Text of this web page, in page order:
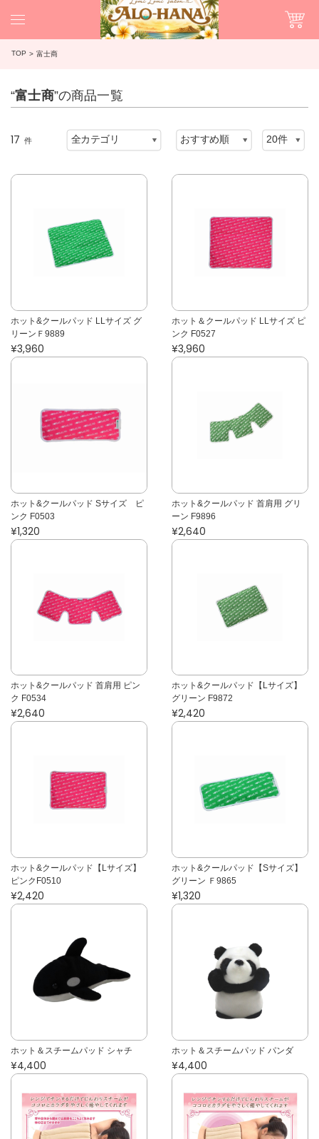
TOP 富士商
“富士商”の商品一覧
17 件
ホット&クールパッド LLサイズ グ
リーンＦ9889
¥3,960
ホット＆クールパッド LLサイズ ピ
ンク F0527
¥3,960
ホット&クールパッド Sサイズ ピ
ンク F0503
¥1,320
ホット&クールパッド 首肩用 グリ
ーン F9896
¥2,640
ホット&クールパッド 首肩用 ピン
ク F0534
¥2,640
ホット&クールパッド【Lサイズ】
グリーン F9872
¥2,420
ホット&クールパッド【Lサイズ】
ピンクF0510
¥2,420
ホット&クールパッド【Sサイズ】
グリーン Ｆ9865
¥1,320
ホット＆スチームパッド シャチ
¥4,400
ホット＆スチームパッド パンダ
¥4,400